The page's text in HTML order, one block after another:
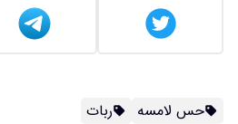
حس لامسه ربات